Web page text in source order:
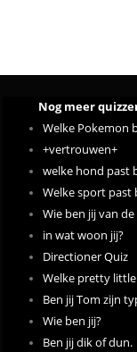
Nog meer
Welke Pokemon
+vertrouwen+
welke hond past
Welke sport past
Wie ben jij van de
in wat woon jij?
Directioner Quiz
Welke pretty
Ben jij Tom zijn
Wie ben jij?
Ben jij dik of dun.